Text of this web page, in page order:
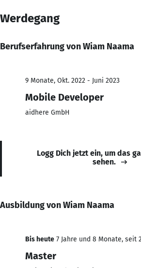
Werdegang
Berufserfahrung von Wiam Naama
9 Monate, Okt. 2022 - Juni 2023
Mobile Developer
aidhere GmbH
Logg Dich jetzt ein, um das
sehen.
Ausbildung von Wiam Naama
Bis heute 7 Jahre und 8 Monate, seit
Master